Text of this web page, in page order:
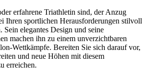
erfahrene Triathletin sind, der Anzug
Ihren sportlichen Herausforderungen stilvoll
Sein elegantes Design und seine
machen ihn zu einem unverzichtbaren
Wettkämpfe. Bereiten Sie sich darauf vor,
und neue Höhen mit diesem
erreichen.